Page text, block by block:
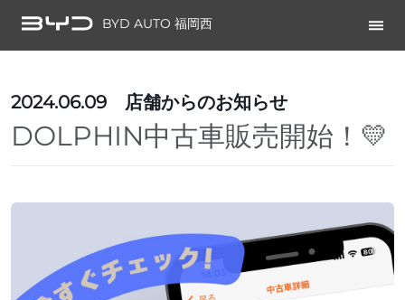
BYD AUTO 福岡西
2024.06.09 店舗からのお知らせ
DOLPHIN中古車販売開始！💛